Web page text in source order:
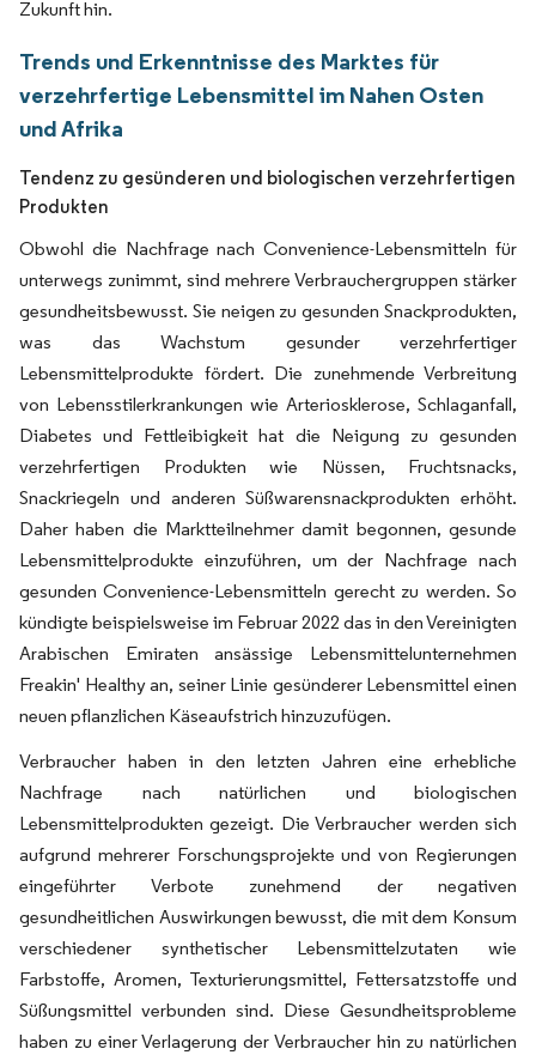
Zukunft hin.
Trends und Erkenntnisse des Marktes für
verzehrfertige Lebensmittel im Nahen Osten
und Afrika
Tendenz zu gesünderen und biologischen verzehrfertigen
Produkten
Obwohl die Nachfrage nach Convenience-Lebensmitteln für
unterwegs zunimmt, sind mehrere Verbrauchergruppen stärker
gesundheitsbewusst. Sie neigen zu gesunden Snackprodukten,
was das Wachstum gesunder verzehrfertiger
Lebensmittelprodukte fördert. Die zunehmende Verbreitung
von Lebensstilerkrankungen wie Arteriosklerose, Schlaganfall,
Diabetes und Fettleibigkeit hat die Neigung zu gesunden
verzehrfertigen Produkten wie Nüssen, Fruchtsnacks,
Snackriegeln und anderen Süßwarensnackprodukten erhöht.
Daher haben die Marktteilnehmer damit begonnen, gesunde
Lebensmittelprodukte einzuführen, um der Nachfrage nach
gesunden Convenience-Lebensmitteln gerecht zu werden. So
kündigte beispielsweise im Februar 2022 das in den Vereinigten
Arabischen Emiraten ansässige Lebensmittelunternehmen
Freakin' Healthy an, seiner Linie gesünderer Lebensmittel einen
neuen pflanzlichen Käseaufstrich hinzuzufügen.
Verbraucher haben in den letzten Jahren eine erhebliche
Nachfrage nach natürlichen und biologischen
Lebensmittelprodukten gezeigt. Die Verbraucher werden sich
aufgrund mehrerer Forschungsprojekte und von Regierungen
eingeführter Verbote zunehmend der negativen
gesundheitlichen Auswirkungen bewusst, die mit dem Konsum
verschiedener synthetischer Lebensmittelzutaten wie
Farbstoffe, Aromen, Texturierungsmittel, Fettersatzstoffe und
Süßungsmittel verbunden sind. Diese Gesundheitsprobleme
haben zu einer Verlagerung der Verbraucher hin zu natürlichen